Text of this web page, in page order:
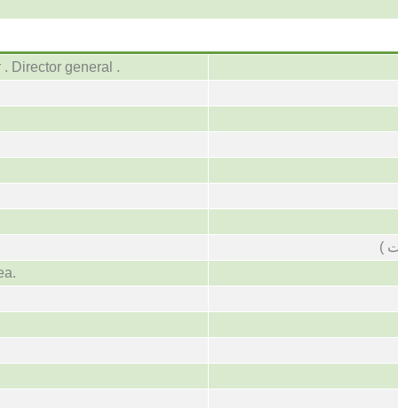
Director general .
)